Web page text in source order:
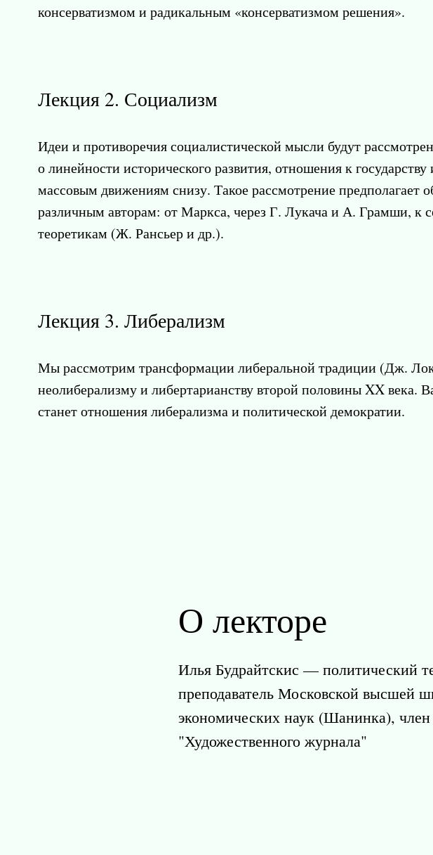
консерватизмом и радикальным «консерватизмом решения».
Лекция 2. Социализм
Идеи и противоречия социалистической мысли будут
о линейности исторического развития, отношения к
массовым движениям снизу. Такое рассмотрение предполагает
различным авторам: от Маркса, через Г. Лукача и А. Грамши, к
теоретикам (Ж. Рансьер и др.).
Лекция 3. Либерализм
Мы рассмотрим трансформации либеральной традиции (Дж.
неолиберализму и либертарианству второй половины XX века.
станет отношения либерализма и политической демократии.
О лекторе
Илья Будрайтскис — политический
преподаватель Московской высшей
экономических наук (Шанинка), член
"Художественного журнала"